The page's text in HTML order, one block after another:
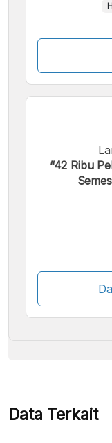
“42 Ribu
Kami
Beberapa
Data Terkait